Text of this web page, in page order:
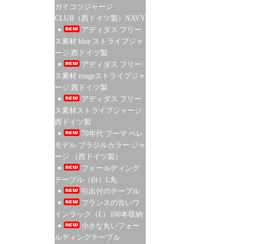
ガイコツジャージ
CLUB（西ドイツ製）NAVY
アディダス フリー
ス素材 blue ストライプジャ
ージ 西ドイツ製
アディダス フリー
ス素材 rougeストライプジャ
ージ 西ドイツ製
アディダス フリー
ス素材ストライプジャージ
西ドイツ製
70年代 プーマ ペレ
モデル ブラジルカラー ジャ
ージ （西ドイツ製）
フォールディング
テーブル（白）L丸
引出付のテーブル
フランスの古いワ
インラック（L）100本収納
小さな丸いフォー
ルディングテーブル